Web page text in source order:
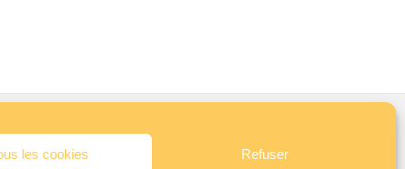
les cookies Refuser